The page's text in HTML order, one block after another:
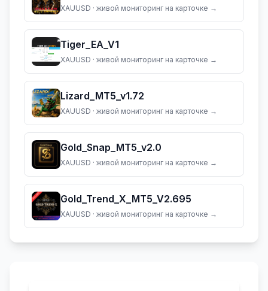
XAUUSD · живой мониторинг на карточке →
Tiger_EA_V1
XAUUSD · живой мониторинг на карточке →
Lizard_MT5_v1.72
XAUUSD · живой мониторинг на карточке →
Gold_Snap_MT5_v2.0
XAUUSD · живой мониторинг на карточке →
Gold_Trend_X_MT5_V2.695
XAUUSD · живой мониторинг на карточке →